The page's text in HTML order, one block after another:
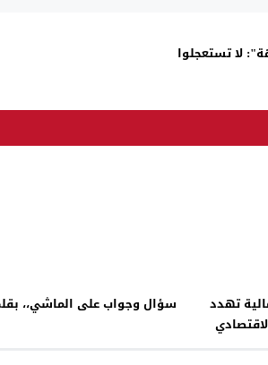
لا تستعجلوا
تهدد
سؤال وجواب على الماشي،،